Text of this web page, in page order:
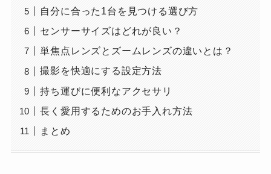
自分に合った1台を見つける選び方
センサーサイズはどれが良い？
単焦点レンズとズームレンズの違いとは？
撮影を快適にする設定方法
持ち運びに便利なアクセサリ
長く愛用するためのお手入れ方法
まとめ